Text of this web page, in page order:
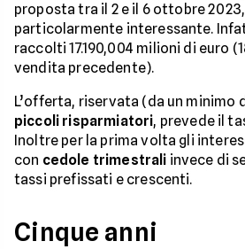
proposta tra il 2 e il 6 ottobre
particolarmente interessante.
raccolti 17.190,004 milioni di euro
vendita precedente).
L’offerta, riservata (da un minimo
piccoli risparmiatori, prevede il
Inoltre per la prima volta gli
con cedole trimestrali invece di
tassi prefissati e crescenti.
Cinque anni